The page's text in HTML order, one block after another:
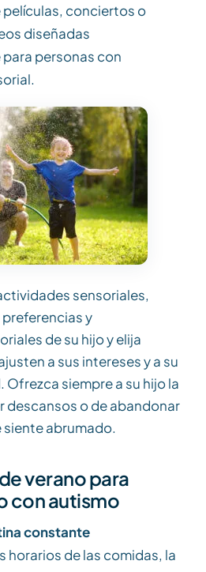
conciertos o
diseñadas
personas con
sensoriales,
y
de su hijo y elija
a sus intereses y a su
siempre a su hijo la
descansos o de abandonar
siente abrumado.
verano para
con autismo
constante
horarios de las comidas, la